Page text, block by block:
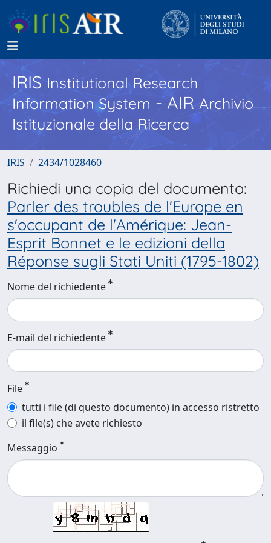
IRISInstitutional Research
Information System - AIR Archivio
Istituzionale della Ricerca
IRIS 2434/1028460
Richiedi una copia del documento:
Parler des troubles de l'Europe en
s'occupant de l'Amérique: Jean-
Esprit Bonnet e le edizioni della
Réponse sugli Stati Uniti (1795-1802)
Nome del richiedente
E-mail del richiedente
File
tutti i file (di questo documento) in accesso ristretto
il file(s) che avete richiesto
Messaggio